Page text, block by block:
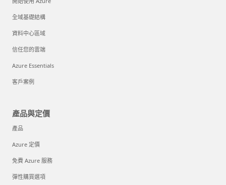
全域基礎結構
資料中心區域
信任您的雲端
Azure Essentials
客戶案例
產品與定價
產品
Azure 定價
免費 Azure 服務
彈性購買選項